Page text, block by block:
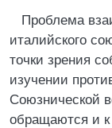
Проблема
италийского
точки зрения
изучении
Союзнической
обращаются и к